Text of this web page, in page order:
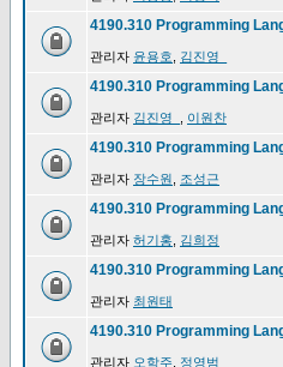
4190.310 Programming
관리자 윤용호 김진영_
4190.310 Programming
관리자 김진영_ 이원찬
4190.310 Programming
관리자 장수원 조성근
4190.310 Programming
관리자 허기홍 김희정
4190.310 Programming
관리자 최원태
4190.310 Programming
관리자 오학주 정영범